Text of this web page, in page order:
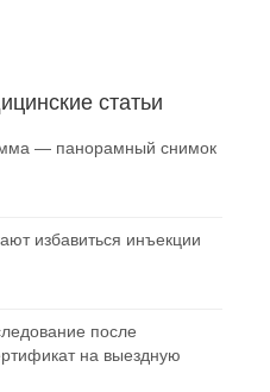
статьи
— панорамный снимок
избавиться инъекции
после
на выездную